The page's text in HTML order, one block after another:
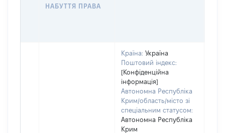
НАБУТТЯ ПРАВА
Країна: Україна
Поштовий індекс:
[Конфіденційна
інформація]
Автономна Республіка
Крим/область/місто зі
спеціальним статусом:
Автономна Республіка
Крим